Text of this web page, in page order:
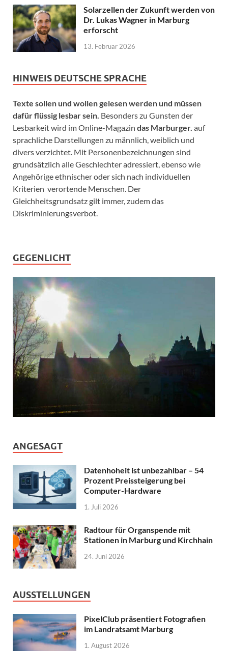
Solarzellen der Zukunft werden von
Dr. Lukas Wagner in Marburg
erforscht
13. Februar 2026
HINWEIS DEUTSCHE SPRACHE
Texte sollen und wollen gelesen werden und müssen
dafür flüssig lesbar sein. Besonders zu Gunsten der
Lesbarkeit wird im Online-Magazin das Marburger. auf
sprachliche Darstellungen zu männlich, weiblich und
divers verzichtet. Mit Personenbezeichnungen sind
grundsätzlich alle Geschlechter adressiert, ebenso wie
Angehörige ethnischer oder sich nach individuellen
Kriterien verortende Menschen. Der
Gleichheitsgrundsatz gilt immer, zudem das
Diskriminierungsverbot.
GEGENLICHT
ANGESAGT
Datenhoheit ist unbezahlbar – 54
Prozent Preissteigerung bei
Computer-Hardware
1. Juli 2026
Radtour für Organspende mit
Stationen in Marburg und Kirchhain
24. Juni 2026
AUSSTELLUNGEN
PixelClub präsentiert Fotografien
im Landratsamt Marburg
1. August 2026